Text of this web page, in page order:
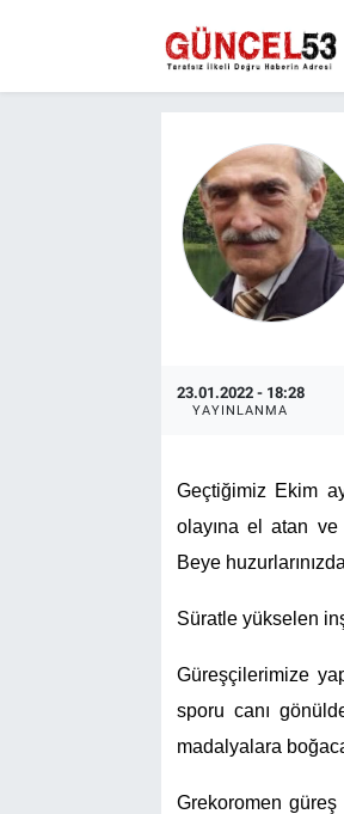
23.01.2022 - 18:28
YAYINLANMA
Geçtiğimiz Ekim
olayına el atan ve
Beye
Süratle yükselen
Güreşçilerimize
sporu canı
madalyalara
Grekoromen